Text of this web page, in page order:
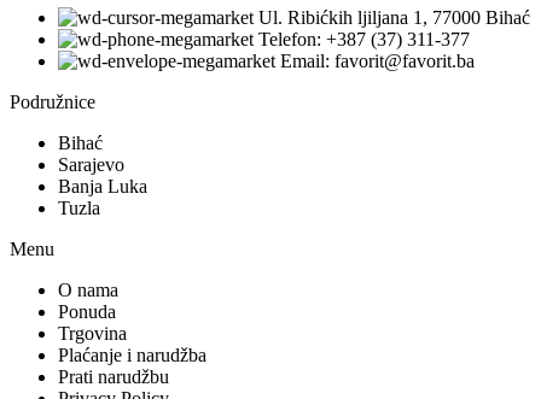
Ul. Ribićkih ljiljana 1, 77000 Bihać
Telefon: +387 (37) 311-377
Email: favorit@favorit.ba
Podružnice
Bihać
Sarajevo
Banja Luka
Tuzla
Menu
O nama
Ponuda
Trgovina
Plaćanje i narudžba
Prati narudžbu